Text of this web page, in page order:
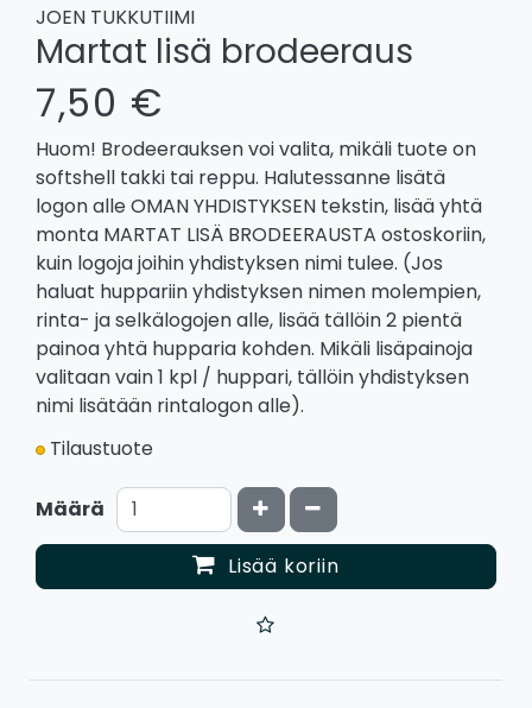
JOEN TUKKUTIIMI
Martat lisä brodeeraus
7,50 €
Huom! Brodeerauksen voi valita, mikäli tuote on
softshell takki tai reppu. Halutessanne lisätä
logon alle OMAN YHDISTYKSEN tekstin, lisää yhtä
monta MARTAT LISÄ BRODEERAUSTA ostoskoriin,
kuin logoja joihin yhdistyksen nimi tulee. (Jos
haluat huppariin yhdistyksen nimen molempien,
rinta- ja selkälogojen alle, lisää tällöin 2 pientä
painoa yhtä hupparia kohden. Mikäli lisäpainoja
valitaan vain 1 kpl / huppari, tällöin yhdistyksen
nimi lisätään rintalogon alle).
Tilaustuote
Määrä Kasvata määrää
Vähennä määrää
Lisää koriin